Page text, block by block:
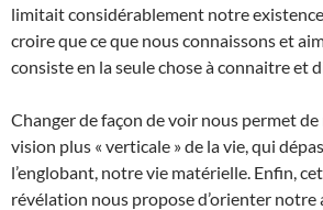
limitait considérablement notre
croire que ce que nous connaissons et
consiste en la seule chose à connaitre et
Changer de façon de voir nous permet
vision plus « verticale » de la vie, qui
l’englobant, notre vie matérielle. Enfin,
révélation nous propose d’orienter